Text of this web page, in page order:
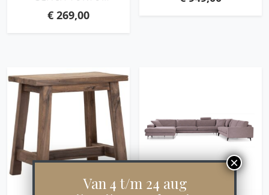
BLACK RECYCLED
€269,00
Van 4 t/m 24 aug